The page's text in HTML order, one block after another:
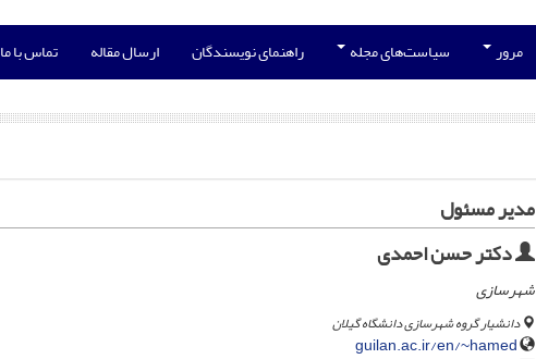
مرور سیاست‌های مجله راهنمای نویسندگان ارسال مقاله تماس با ما
مدیر مسئول
دکتر حسن احمدی
شهرسازی
دانشیار گروه شهرسازی دانشگاه گیلان
guilan.ac.ir/en/~hamed